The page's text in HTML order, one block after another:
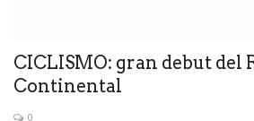
CICLISMO: gran debut del
Continental
0